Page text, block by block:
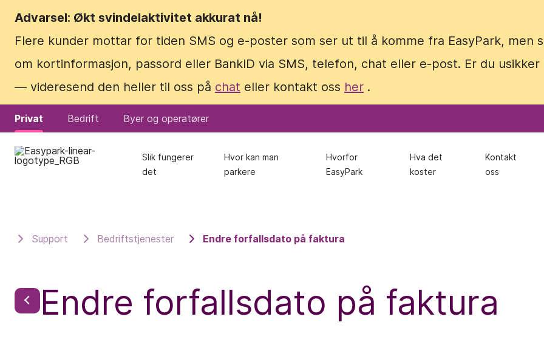
Advarsel: Økt svindelaktivitet akkurat nå!
Flere kunder mottar for tiden SMS og e-poster som ser ut til å komme fra EasyPark, men
om kortinformasjon, passord eller BankID via SMS, telefon, chat eller e-post. Er du
— videresend den heller til oss på chat eller kontakt oss her .
Privat Bedrift Byer og operatører
Slik fungerer
det
Hvor kan man
parkere
Hvorfor
EasyPark
Hva det
koster
Kontakt
oss
Advarsel: Økt svindelaktivitet akkurat nå!
Flere kunder mottar for tiden SMS og e-poster som ser ut til å komme fra EasyPark, men
om kortinformasjon, passord eller BankID via SMS, telefon, chat eller e-post. Er du
— videresend den heller til oss på chat eller kontakt oss her .
Privat Bedrift Byer og operatører
Slik fungerer
det
Hvor kan man
parkere
Hvorfor
EasyPark
Hva det
koster
Kontakt
oss
Support Bedriftstjenester Endre forfallsdato på faktura
Endre forfallsdato på faktura